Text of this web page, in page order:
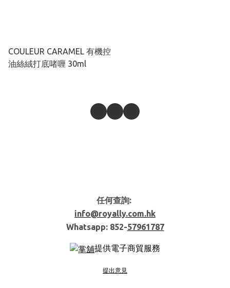
COULEUR CARAMEL 有機控
油絲絨打底啫喱 30ml
任何查詢:
info@royally.com.hk
Whatsapp: 852-57961787
提供電子商貿服務
提出意見